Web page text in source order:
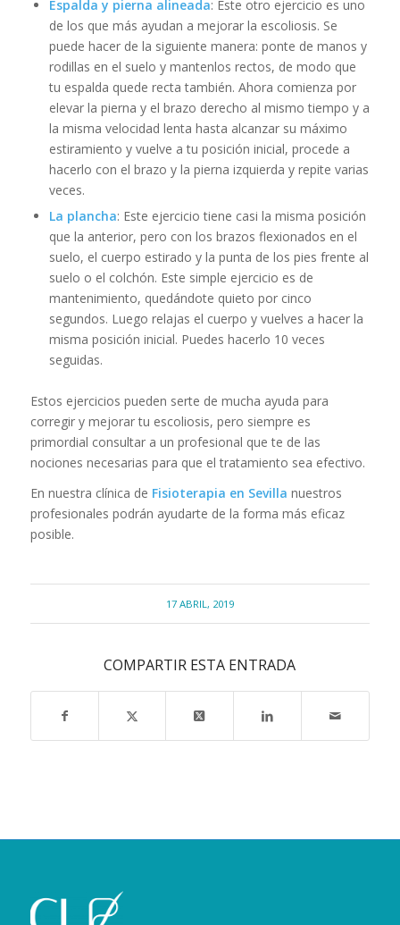
Espalda y pierna alineada: Este otro ejercicio es uno
de los que más ayudan a mejorar la escoliosis. Se
puede hacer de la siguiente manera: ponte de manos y
rodillas en el suelo y mantenlos rectos, de modo que
tu espalda quede recta también. Ahora comienza por
elevar la pierna y el brazo derecho al mismo tiempo y a
la misma velocidad lenta hasta alcanzar su máximo
estiramiento y vuelve a tu posición inicial, procede a
hacerlo con el brazo y la pierna izquierda y repite varias
veces.
La plancha: Este ejercicio tiene casi la misma posición
que la anterior, pero con los brazos flexionados en el
suelo, el cuerpo estirado y la punta de los pies frente al
suelo o el colchón. Este simple ejercicio es de
mantenimiento, quedándote quieto por cinco
segundos. Luego relajas el cuerpo y vuelves a hacer la
misma posición inicial. Puedes hacerlo 10 veces
seguidas.
Estos ejercicios pueden serte de mucha ayuda para
corregir y mejorar tu escoliosis, pero siempre es
primordial consultar a un profesional que te de las
nociones necesarias para que el tratamiento sea efectivo.
En nuestra clínica de Fisioterapia en Sevilla nuestros
profesionales podrán ayudarte de la forma más eficaz
posible.
17 ABRIL, 2019
COMPARTIR ESTA ENTRADA